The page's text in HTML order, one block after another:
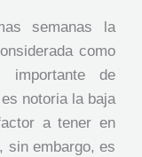
semanas la
como
de
notoria la baja
a tener en
sin embargo, es